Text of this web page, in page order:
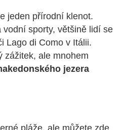
jeden přírodní klenot.
vodní sporty, většině lidí se
Lago di Como v Itálii.
zážitek, ale mnohem
jezera